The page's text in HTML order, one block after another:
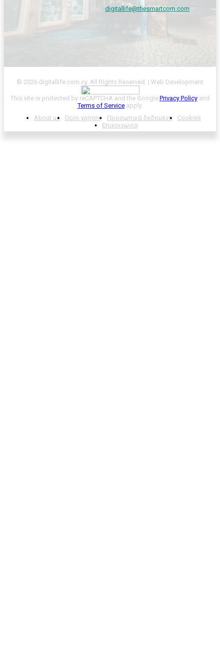
Επικοινωνήστε μαζί μας : digitallife@thesmartcom.com
© 2026 digitallife.com.cy. All Rights Reserved. | Web Development
This site is protected by reCAPTCHA and the Google Privacy Policy and
Terms of Serviceapply.
About us
Όροι χρήσης Προσωπικά δεδομένα
Cookies
Επικοινωνία